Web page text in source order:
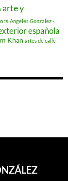
arte y
Angeles Gonzalez -
española
Khan artes de calle